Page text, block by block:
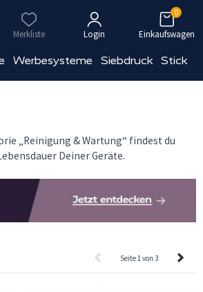
Merkliste Login Einkaufswagen
0
Werbesysteme Siebdruck Stick
„Reinigung & Wartung“ findest du
Deiner Geräte.
Seite 1 von 3